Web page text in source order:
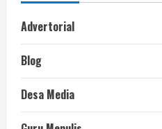
Advertorial
Blog
Desa Media